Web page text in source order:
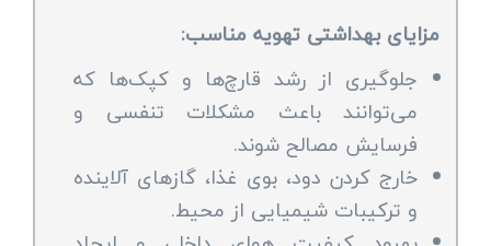
مزایای بهداشتی تهویه مناسب:
جلوگیری از رشد قارچ‌ها و کپک‌ها که
می‌توانند باعث مشکلات تنفسی و
فرسایش مصالح شوند.
خارج کردن دود، بوی غذا، گازهای آلاینده
و ترکیبات شیمیایی از محیط.